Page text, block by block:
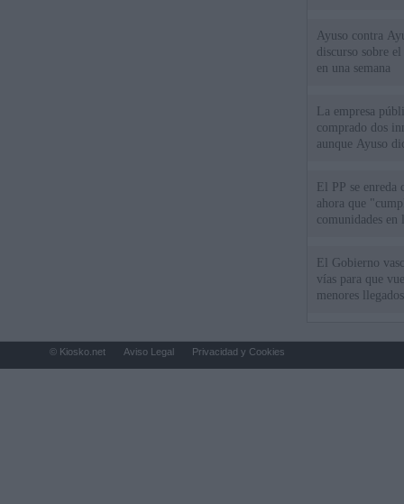
Ayuso contra
discurso sobre
en una semana
La empresa
comprado dos
aunque Ayuso
El PP se
ahora que
comunidades en
El Gobierno
vías para que
menores
© Kiosko.net Aviso Legal Privacidad y Cookies